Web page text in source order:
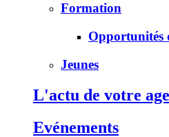
Formation
Opportunités
Jeunes
L'actu de votre
Evénements